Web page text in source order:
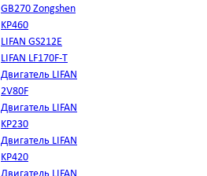
GB270 Zongshen
KP460
LIFAN GS212E
LIFAN LF170F-T
Двигатель LIFAN
2V80F
Двигатель LIFAN
KP230
Двигатель LIFAN
KP420